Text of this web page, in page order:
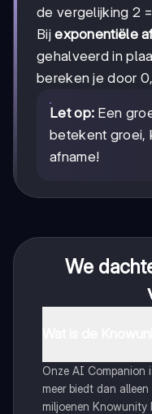
de vergelijking 2
Bijexponentiële
gehalveerd in
bereken je door
Let op: Een
betekent groei,
afname!
We
Onze AI Companion
meer biedt dan
miljoenen Knowunity